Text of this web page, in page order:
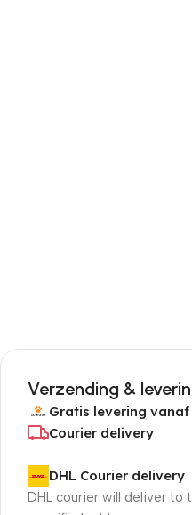
Verzending &
Gratis levering vanaf
Courier delivery
DHL Courier delivery
DHL courier will deliver to